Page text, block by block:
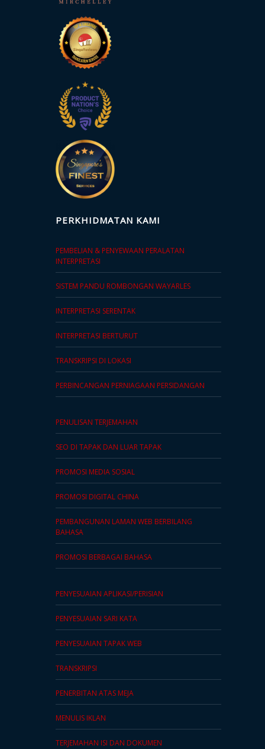
PERKHIDMATAN KAMI
PEMBELIAN & PENYEWAAN PERALATAN
INTERPRETASI
SISTEM PANDU ROMBONGAN WAYARLES
INTERPRETASI SERENTAK
INTERPRETASI BERTURUT
TRANSKRIPSI DI LOKASI
PERBINCANGAN PERNIAGAAN PERSIDANGAN
PENULISAN TERJEMAHAN
SEO DI TAPAK DAN LUAR TAPAK
PROMOSI MEDIA SOSIAL
PROMOSI DIGITAL CHINA
PEMBANGUNAN LAMAN WEB BERBILANG
BAHASA
PROMOSI BERBAGAI BAHASA
PENYESUAIAN APLIKASI/PERISIAN
PENYESUAIAN SARI KATA
PENYESUAIAN TAPAK WEB
TRANSKRIPSI
PENERBITAN ATAS MEJA
MENULIS IKLAN
TERJEMAHAN ISI DAN DOKUMEN